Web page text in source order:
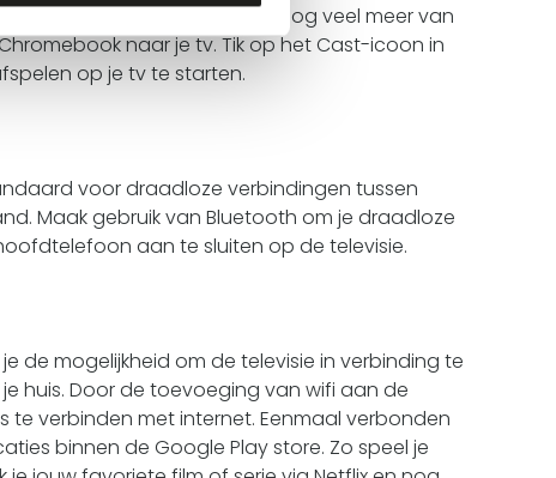
muziek, games, sport en nog veel meer van
naar je tv. Tik op het Cast-icoon in
op je tv te starten.
voor draadloze verbindingen tussen
Maak gebruik van Bluetooth om je draadloze
aan te sluiten op de televisie.
de mogelijkheid om de televisie in verbinding te
huis. Door de toevoeging van wifi aan de
te verbinden met internet. Eenmaal verbonden
binnen de Google Play store. Zo speel je